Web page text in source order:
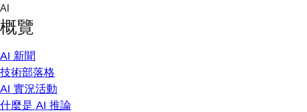
Skip
content
AI
概覽
AI 新聞
技術部落格
AI 實況活動
什麼是 AI 推論